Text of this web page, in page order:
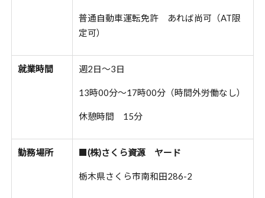
普通自動車運転免許 あれば尚可 （AT限
定可）
就業時間 週2日〜3日
13時00分～17時00分（時間外労働なし）
休憩時間 15分
勤務場所 ■(株)さくら資源 ヤード
栃木県さくら市南和田286-2